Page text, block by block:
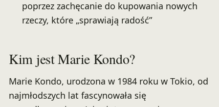
poprzez zachęcanie do kupowania nowych
rzeczy, które „sprawiają radość”
Kim jest Marie Kondo?
Marie Kondo, urodzona w 1984 roku w Tokio, od
najmłodszych lat fascynowała się